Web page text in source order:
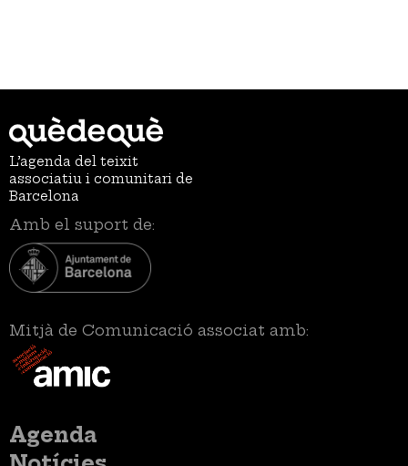
L’agenda del teixit
associatiu i comunitari de
Barcelona
Amb el suport de:
Mitjà de Comunicació associat amb:
Menú
principal
Agenda